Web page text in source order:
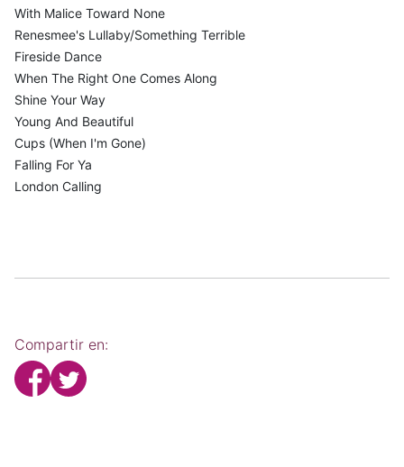
With Malice Toward None
Renesmee's Lullaby/Something Terrible
Fireside Dance
When The Right One Comes Along
Shine Your Way
Young And Beautiful
Cups (When I'm Gone)
Falling For Ya
London Calling
Compartir en: